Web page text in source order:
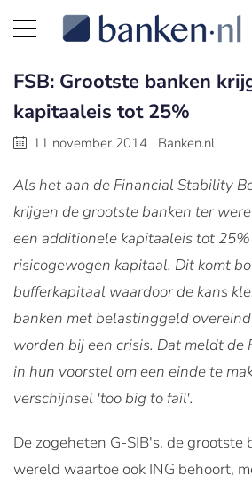
FSB: Grootste banken
kapitaaleis tot 25%
11 november 2014 Banken.nl
Als het aan de Financial Stability
krijgen de grootste banken ter
een additionele kapitaaleis tot
risicogewogen kapitaal. Dit komt
bufferkapitaal waardoor de kans
banken met belastinggeld
worden bij een crisis. Dat meldt de
in hun voorstel om een einde te
verschijnsel 'too big to fail'.
De zogeheten G-SIB's, de grootste
wereld waartoe ook ING behoort,